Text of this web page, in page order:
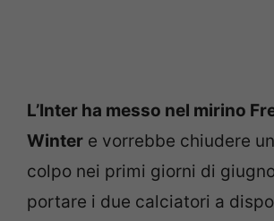
L’Inter ha messo nel mirino
Winter e vorrebbe chiudere
colpo nei primi giorni di
portare i due calciatori a